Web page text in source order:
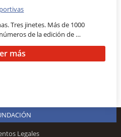
Tres jinetes. Más de 1000
de la edición de …
más
Legales